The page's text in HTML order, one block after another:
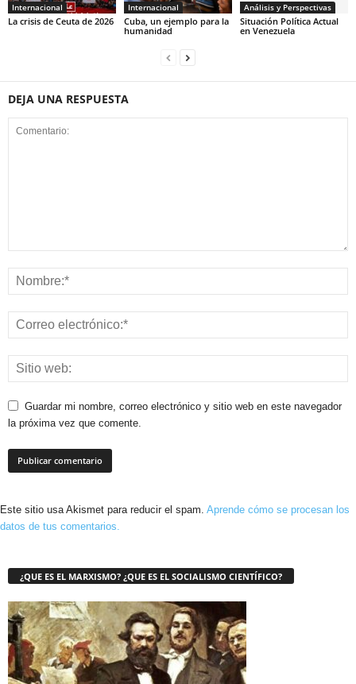
Internacional
La crisis de Ceuta de 2026
Internacional
Cuba, un ejemplo para la
humanidad
Análisis y Perspectivas
Situación Política Actual
en Venezuela
DEJA UNA RESPUESTA
Guardar mi nombre, correo electrónico y sitio web en este navegador
la próxima vez que comente.
Este sitio usa Akismet para reducir el spam. Aprende cómo se procesan los
datos de tus comentarios.
¿QUE ES EL MARXISMO? ¿QUE ES EL SOCIALISMO CIENTÍFICO?